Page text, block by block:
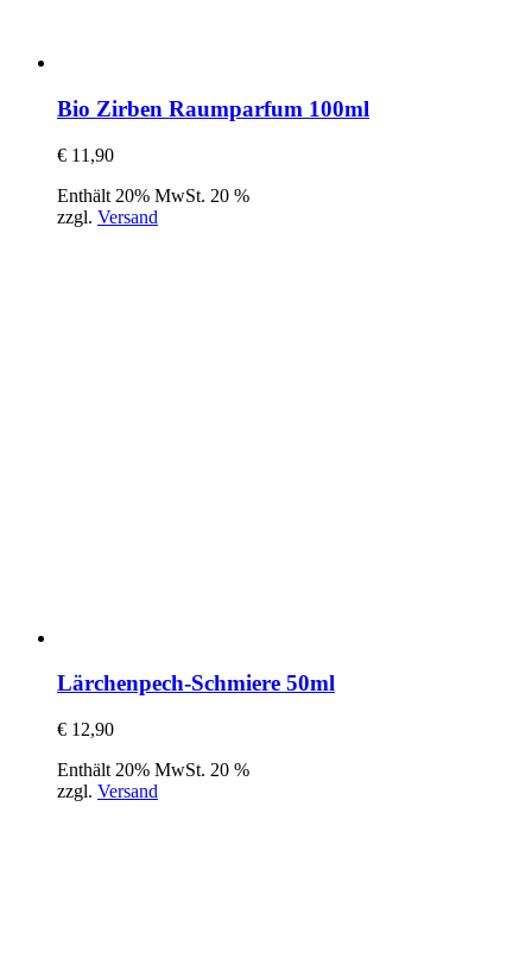
Bio Zirben Raumparfum 100ml
€ 11,90
Enthält 20% MwSt. 20 %
zzgl. Versand
Lärchenpech-Schmiere 50ml
€ 12,90
Enthält 20% MwSt. 20 %
zzgl. Versand